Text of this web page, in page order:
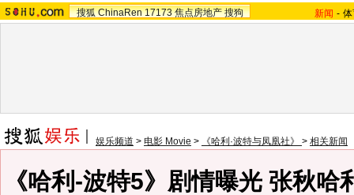
搜狐 ChinaRen 17173 焦点房地产 搜狗 新闻 -
娱乐频道 > 电影 Movie > 《哈利·波特与凤凰社》 > 相关新闻
《哈利-波特5》剧情曝光 张秋哈